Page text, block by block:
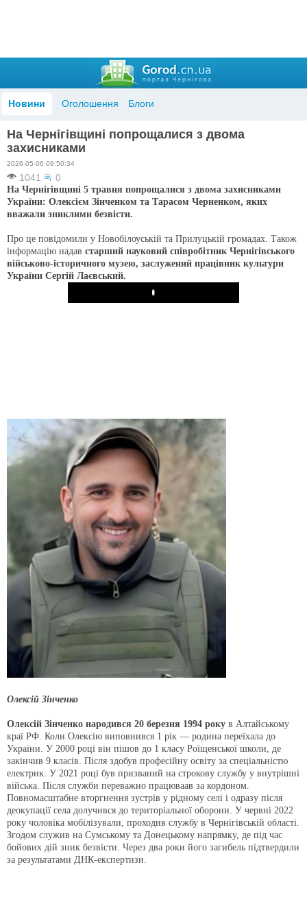
Новини Оголошення Блоги
На Чернігівщині попрощалися з двома
захисниками
2026-05-06 09:50:34
1041 0
На Чернігівщині 5 травня попрощалися з двома захисниками
України: Олексієм Зінченком та Тарасом Черненком, яких
вважали зниклими безвісти.
Про це повідомили у Новобілоуській та Прилуцькій громадах. Також
інформацію надав старший науковий співробітник Чернігівського
військово-історичного музею, заслужений працівник культури
України Сергій Лаєвський.
Play
Олексій Зінченко
Олексій Зінченко народився 20 березня 1994 року в Алтайському
краї РФ. Коли Олексію виповнився 1 рік — родина переїхала до
України. У 2000 році він пішов до 1 класу Роїщенської школи, де
закінчив 9 класів. Після здобув професійну освіту за спеціальністю
електрик. У 2021 році був призваний на строкову службу у внутрішні
війська. Після служби переважно працюваав за кордоном.
Повномасштабне вторгнення зустрів у рідному селі і одразу після
деокупації села долучився до територіальної оборони. У червні 2022
року чоловіка мобілізували, проходив службу в Чернігівській області.
Згодом служив на Сумському та Донецькому напрямку, де під час
бойових дій зник безвісти. Через два роки його загибель підтвердили
за результатами ДНК-експертизи.